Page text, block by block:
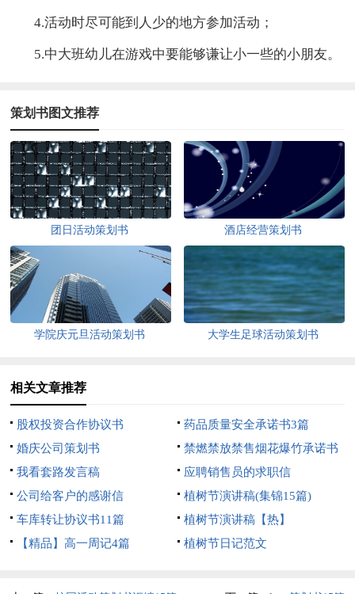
4.活动时尽可能到人少的地方参加活动；
5.中大班幼儿在游戏中要能够谦让小一些的小朋友。
策划书图文推荐
团日活动策划书 酒店经营策划书
学院庆元旦活动策划书 大学生足球活动策划书
相关文章推荐
股权投资合作协议书
药品质量安全承诺书3篇
婚庆公司策划书
禁燃禁放禁售烟花爆竹承诺书
我看套路发言稿
应聘销售员的求职信
公司给客户的感谢信
植树节演讲稿(集锦15篇)
车库转让协议书11篇
植树节演讲稿【热】
【精品】高一周记4篇
植树节日记范文